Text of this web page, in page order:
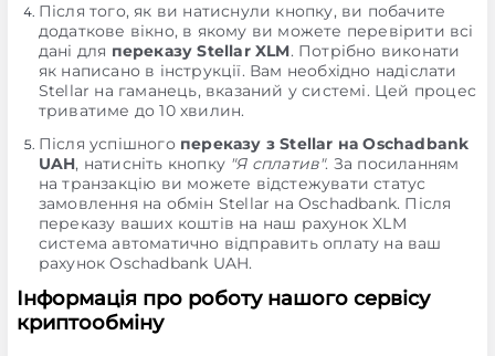
Після того, як ви натиснули кнопку, ви побачите
додаткове вікно, в якому ви можете перевірити всі
дані для переказу Stellar XLM. Потрібно виконати
як написано в інструкції. Вам необхідно надіслати
Stellar на гаманець, вказаний у системі. Цей процес
триватиме до 10 хвилин.
Після успішного переказу з Stellar на Oschadbank
UAH, натисніть кнопку "Я сплатив". За посиланням
на транзакцію ви можете відстежувати статус
замовлення на обмін Stellar на Oschadbank. Після
переказу ваших коштів на наш рахунок XLM
система автоматично відправить оплату на ваш
рахунок Oschadbank UAH.
Інформація про роботу нашого сервісу
криптообміну